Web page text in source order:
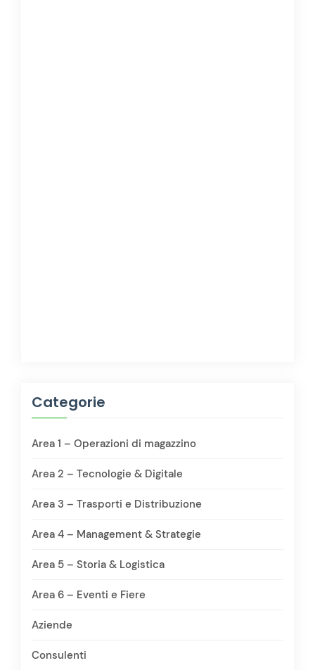
Categorie
Area 1 – Operazioni di magazzino
Area 2 – Tecnologie & Digitale
Area 3 – Trasporti e Distribuzione
Area 4 – Management & Strategie
Area 5 – Storia & Logistica
Area 6 – Eventi e Fiere
Aziende
Consulenti